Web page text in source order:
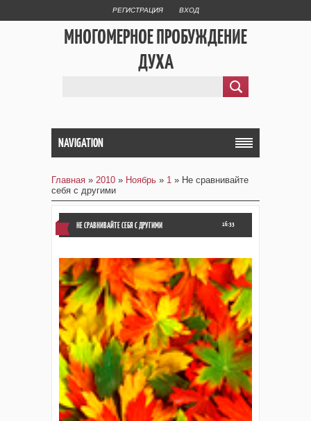
РЕГИСТРАЦИЯ ВХОД
МНОГОМЕРНОЕ ПРОБУЖДЕНИЕ
ДУХА
NAVIGATION
Главная » 2010 » Ноябрь » 1 » Не сравнивайте
себя с другими
16:33
НЕ СРАВНИВАЙТЕ СЕБЯ С ДРУГИМИ